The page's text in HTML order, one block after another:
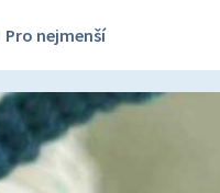
Pro nejmenší